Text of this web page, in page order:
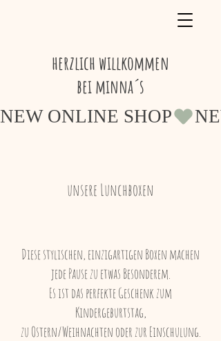
herzlich willkommen
bei minna´s
NEW ONLINE SHOP
unsere Lunchboxen
Diese stylischen, einzigartigen Boxen machen
jede Pause zu etwas Besonderem.
Es ist das perfekte Geschenk zum
Kindergeburtstag,
zu Ostern/Weihnachten oder zur Einschulung.